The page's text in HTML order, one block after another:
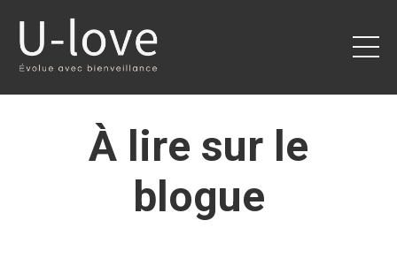
À lire sur le
blogue